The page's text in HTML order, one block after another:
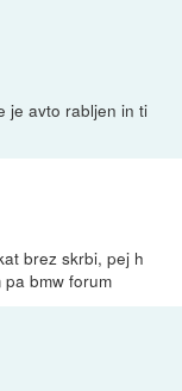
je avto rabljen in ti
brez skrbi, pej h
bmw forum